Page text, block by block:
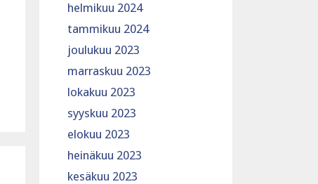
helmikuu 2024
tammikuu 2024
joulukuu 2023
marraskuu 2023
lokakuu 2023
syyskuu 2023
elokuu 2023
heinäkuu 2023
kesäkuu 2023